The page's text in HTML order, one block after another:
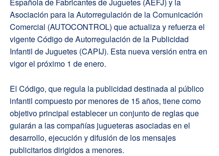
Asociación para la Autorregulación de la Comunicación
Comercial (AUTOCONTROL) que actualiza y refuerza el
vigente Código de Autorregulación de la Publicidad
Infantil de Juguetes (CAPIJ). Esta nueva versión entra en
vigor el próximo 1 de enero.
El Código, que regula la publicidad destinada al público
infantil compuesto por menores de 15 años, tiene como
objetivo principal establecer un conjunto de reglas que
guiarán a las compañías jugueteras asociadas en el
desarrollo, ejecución y difusión de los mensajes
publicitarios dirigidos a menores.